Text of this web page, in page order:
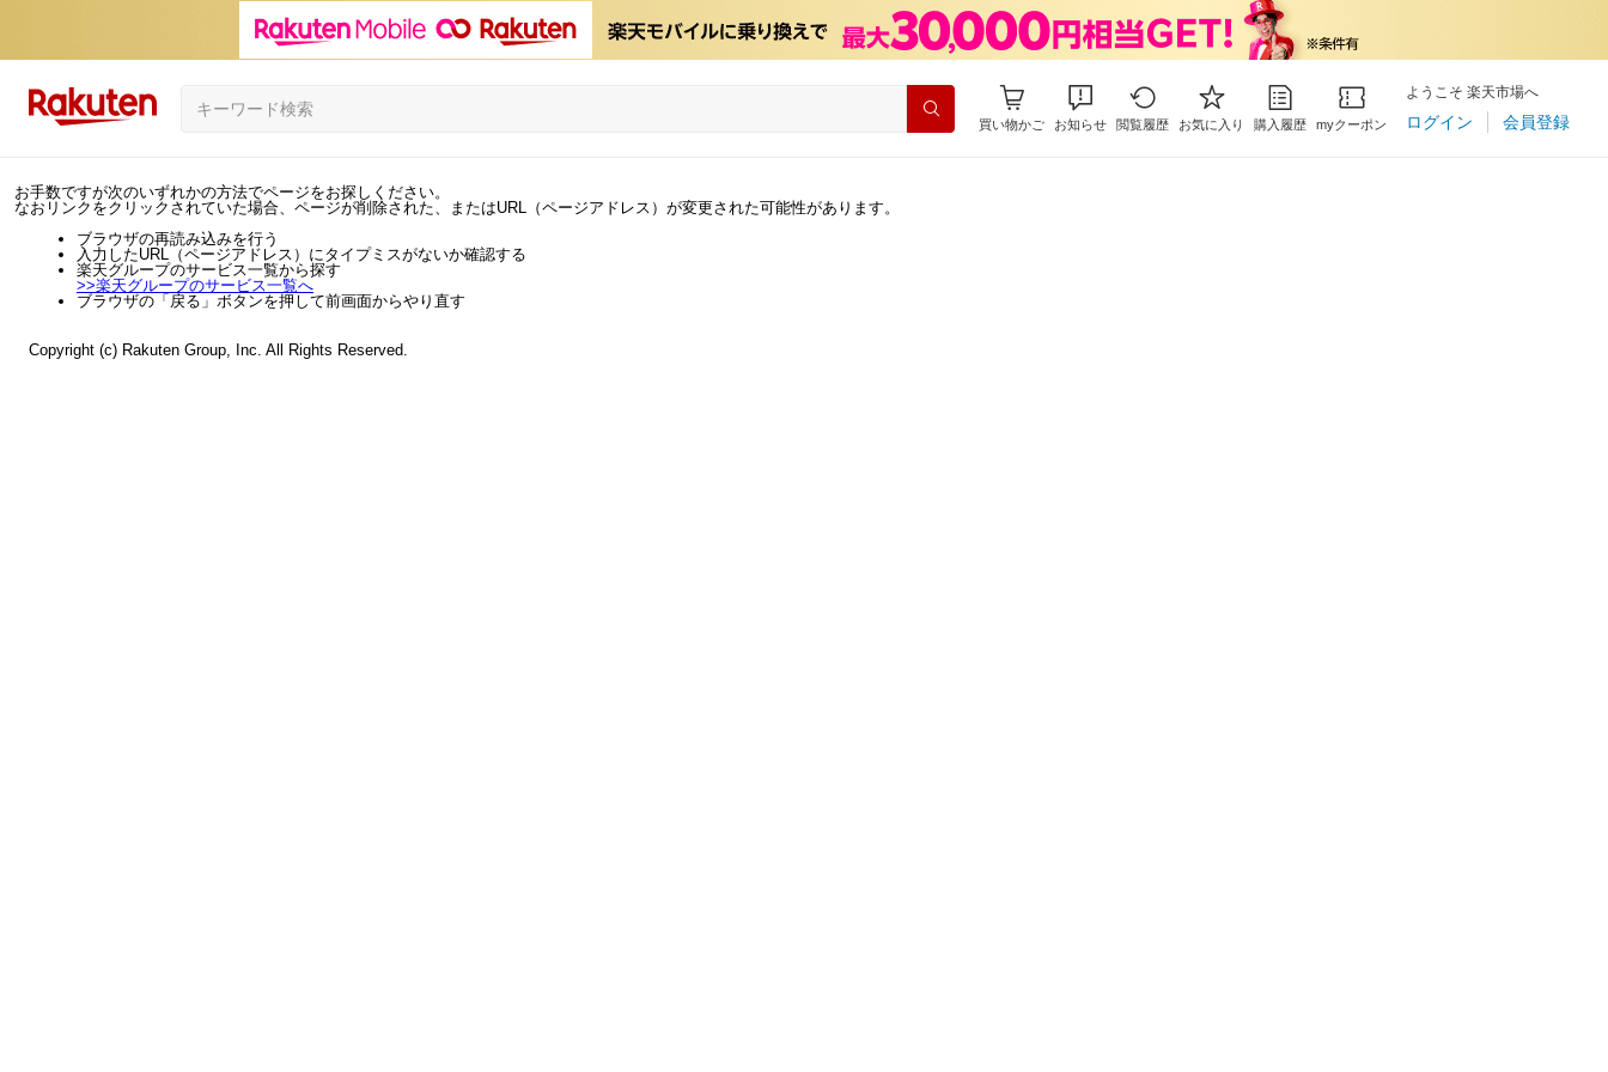
買い物かご お知らせ 閲覧履歴 お気に入り 購入履歴 myクーポン
ようこそ 楽天市場へ
ログイン 会員登録
お手数ですが次のいずれかの方法でページをお探しください。
なおリンクをクリックされていた場合、ページが削除された、またはURL（ページアドレス）が変更された可能性があります。
ブラウザの再読み込みを行う
入力したURL（ページアドレス）にタイプミスがないか確認する
楽天グループのサービス一覧から探す
>>楽天グループのサービス一覧へ
ブラウザの「戻る」ボタンを押して前画面からやり直す
Copyright (c) Rakuten Group, Inc. All Rights Reserved.